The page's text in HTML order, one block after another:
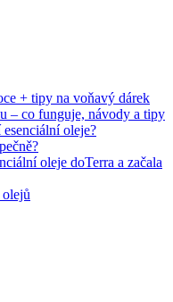
+ tipy na voňavý dárek
– co funguje, návody a tipy
oleje?
oleje doTerra a začala